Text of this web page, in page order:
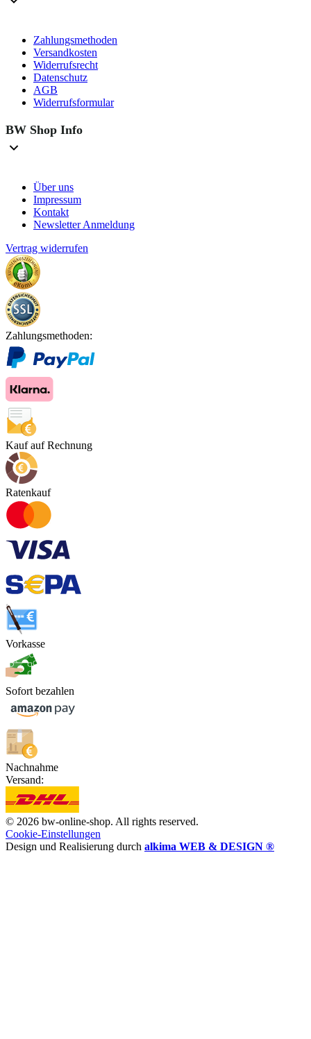
Zahlungsmethoden
Versandkosten
Widerrufsrecht
Datenschutz
AGB
Widerrufsformular
BW Shop Info
Über uns
Impressum
Kontakt
Newsletter Anmeldung
Vertrag widerrufen
Zahlungsmethoden:
Kauf auf Rechnung
Ratenkauf
Vorkasse
Sofort bezahlen
Nachnahme
Versand:
© 2026 bw-online-shop. All rights reserved.
Cookie-Einstellungen
Design und Realisierung durch alkima WEB & DESIGN ®